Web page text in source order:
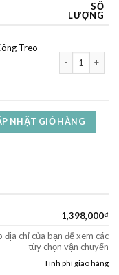
SỐ
LƯỢNG
Treo
NHẬT GIỎ HÀNG
1,398,000₫
địa chỉ của bạn để xem các
tùy chọn vận chuyển
Tính phí giao hàng